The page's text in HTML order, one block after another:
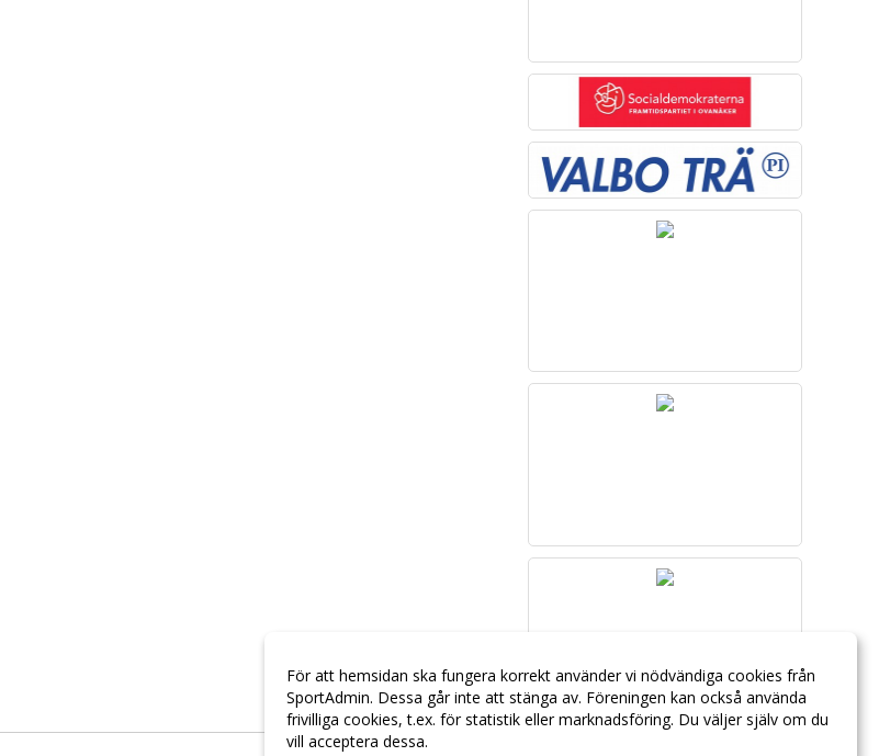
För att hemsidan ska fungera korrekt använder vi nödvändiga cookies från
SportAdmin. Dessa går inte att stänga av. Föreningen kan också använda
frivilliga cookies, t.ex. för statistik eller marknadsföring. Du väljer själv om du
vill acceptera dessa.